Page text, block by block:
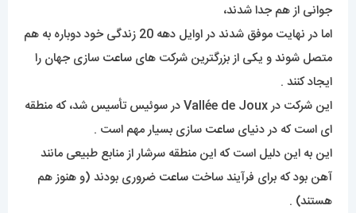
جوانی از هم جدا شدند،
اما در نهایت موفق شدند در اوایل دهه 20 زندگی خود دوباره به هم
متصل شوند و یکی از بزرگترین شرکت های ساعت سازی جهان را
ایجاد کنند .
این شرکت در Vallée de Joux در سوئیس تأسیس شد، که منطقه
ای است که در دنیای ساعت سازی بسیار مهم است .
این به این دلیل است که این منطقه سرشار از منابع طبیعی مانند
آهن بود که برای فرآیند ساخت ساعت ضروری بودند (و هنوز هم
هستند) .